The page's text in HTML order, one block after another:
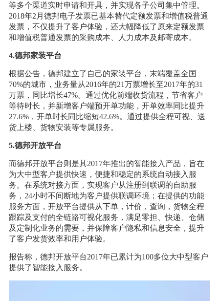
等多个渠道实时申请和开具，并实现各子公司集中管理。
2018年2月德邦电子发票已基本替代定额发票和增值税普通
发票，不仅提升了客户体验，还大幅降低了原来定额发票
和增值税普通发票的采购成本、人力成本及邮寄成本。
4.德邦家装平台
根据公告，德邦建立了自己的家装平台，末端覆盖全国
70%的城市，业务量从2016年的21万票增长至2017年的31
万票，同比增长47%。通过优化前端收货流程，节省客户
等待时长，并新增客户端预开单功能，开单效率同比提升
27.6%，开单时长同比缩短42.6%。通过提供全程可视、送
货上楼、货物安装等专属服务。
5.德邦开放平台
而德邦开放平台则是其2017年推出的智能接入产品，旨在
为大中型客户提供快速，便捷和稳定的系统自动接入服
务。在系统对接方面，实现客户从注册到联调的自助服
务，24小时不间断地为客户提供联调环境；在提供的功能
服务方面，开放平台提供从下单，计价，查询，货物全程
跟踪及支付的全链路可视化服务，满足零担、快递、仓储
及定制化业务的需要，并保障客户隐私和信息安全，提升
了客户发货效率和用户体验。
报告称，德邦开放平台2017年已累计为100多位大中型客户
提供了智能接入服务。